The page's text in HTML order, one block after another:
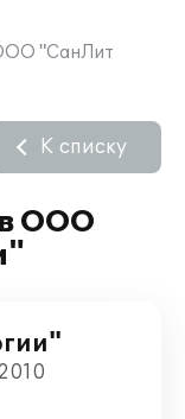
"СанЛит
ООО
К списку